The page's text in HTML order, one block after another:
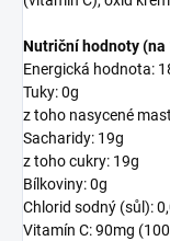
Nutriční hodnoty
Energická hodnota:
Tuky: 0g
z toho nasycené
Sacharidy: 19g
z toho cukry: 19g
Bílkoviny: 0g
Chlorid sodný (sůl):
Vitamín C: 90mg